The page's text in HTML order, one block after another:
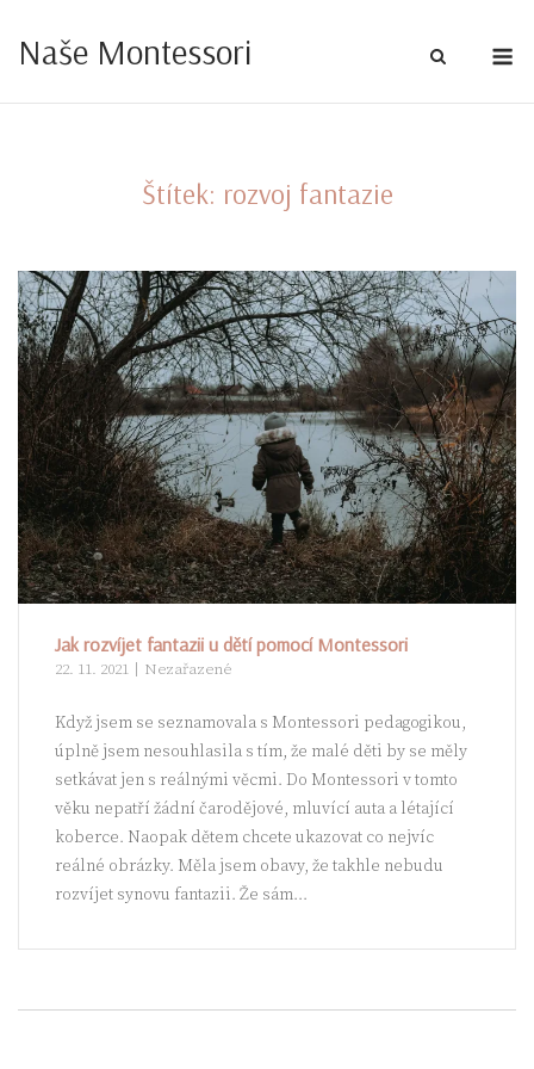
content
Naše Montessori
Štítek: rozvoj fantazie
Jak rozvíjet fantazii u dětí pomocí Montessori
22. 11. 2021 Nezařazené
Když jsem se seznamovala s Montessori pedagogikou,
úplně jsem nesouhlasila s tím, že malé děti by se měly
setkávat jen s reálnými věcmi. Do Montessori v tomto
věku nepatří žádní čarodějové, mluvící auta a létající
koberce. Naopak dětem chcete ukazovat co nejvíc
reálné obrázky. Měla jsem obavy, že takhle nebudu
rozvíjet synovu fantazii. Že sám...